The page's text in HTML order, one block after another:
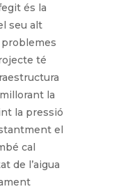
és la
seu alt
té
la
la pressió
el
cal
de l’aigua